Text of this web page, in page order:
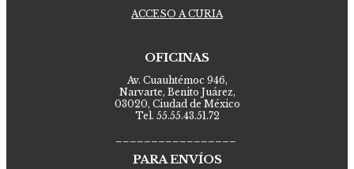
ACCESO A CURIA
OFICINAS
Av. Cuauhtémoc 946,
Narvarte, Benito Juárez,
03020, Ciudad de México
Tel. 55.55.43.51.72
PARA ENVÍOS